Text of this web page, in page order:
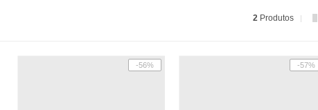
2 Produtos
-56% -57%